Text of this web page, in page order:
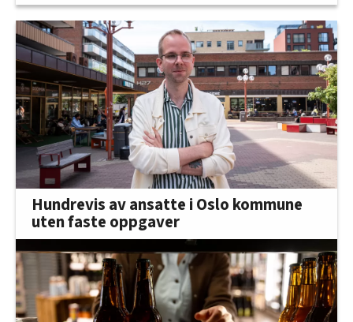
Hundrevis av ansatte i Oslo kommune
uten faste oppgaver